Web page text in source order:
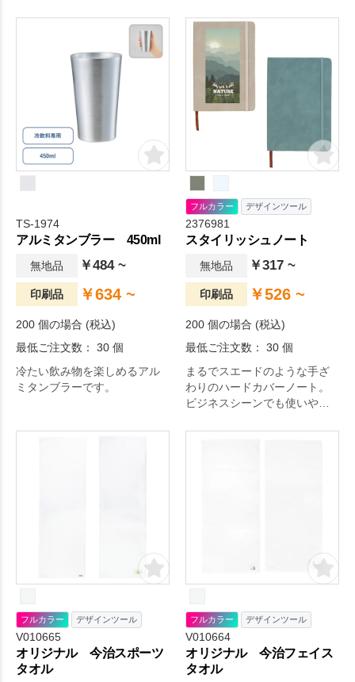
TS-1974
アルミタンブラー 450ml
無地品 ￥484 ~
印刷品 ￥634 ~
200 個の場合 (税込)
最低ご注文数： 30 個
冷たい飲み物を楽しめるアル
ミタンブラーです。
フルカラー デザインツール
2376981
スタイリッシュノート
無地品 ￥317 ~
印刷品 ￥526 ~
200 個の場合 (税込)
最低ご注文数： 30 個
まるでスエードのような手ざ
わりのハードカバーノート。
ビジネスシーンでも使いやす
魅力です。
フルカラー デザインツール
V010665
オリジナル 今治スポーツ
タオル
フルカラー デザインツール
V010664
オリジナル 今治フェイス
タオル